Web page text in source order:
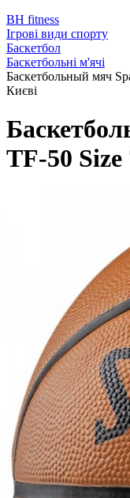
BH fitness
Ігрові види спорту
Баскетбол
Баскетбольні м'ячі
Баскетбольный мяч
Києві
TF-50 Size